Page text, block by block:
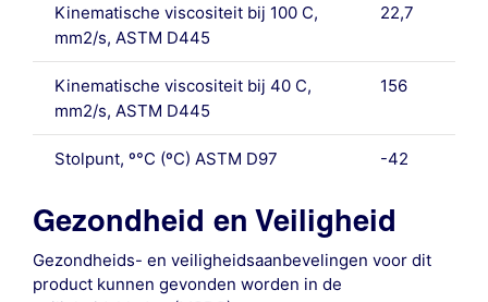
Kinematische viscositeit bij 100 C,
mm2/s, ASTM D445
22,7
Kinematische viscositeit bij 40 C,
mm2/s, ASTM D445
156
Stolpunt, º°C (ºC) ASTM D97 -42
Gezondheid en Veiligheid
Gezondheids- en veiligheidsaanbevelingen voor dit
product kunnen gevonden worden in de